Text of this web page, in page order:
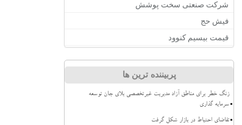
شرکت صنعتی سخت پوشش
فیش حج
قیمت بیسیم کنوود
پربیننده ترین ها
زنگ خطر برای مناطق آزاد مدیریت غیرتخصصی بلای جان توسعه
سرمایه گذاری
تقاضای احتیاط در بازار شکل گرفت